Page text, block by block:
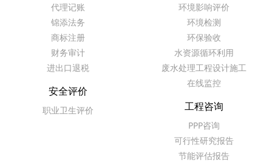
代理记账
锦添法务
商标注册
财务审计
进出口退税
环境影响评价
环境检测
环保验收
水资源循环利用
废水处理工程设计施工
在线监控
安全评价
职业卫生评价 工程咨询
PPP咨询
可行性研究报告
节能评估报告